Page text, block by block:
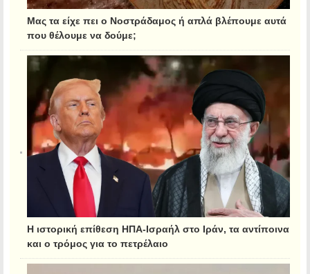
Μας τα είχε πει ο Νοστράδαμος ή απλά βλέπουμε αυτά
που θέλουμε να δούμε;
Η ιστορική επίθεση ΗΠΑ-Ισραήλ στο Ιράν, τα αντίποινα
και ο τρόμος για το πετρέλαιο